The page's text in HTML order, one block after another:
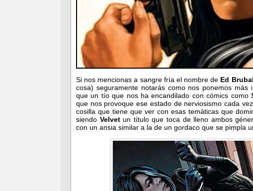
Si nos mencionas a sangre fría el nombre de Ed
cosa) seguramente notarás como nos ponemos más
que un tío que nos ha encandilado con cómics como
que nos provoque ese estado de nerviosismo cada
cosilla que tiene que ver con esas temáticas que
siendo Velvetun título que toca de lleno ambos
con un ansia similar a la de un gordaco que se pimpla